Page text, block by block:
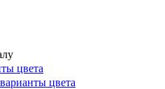
цвета
цвета